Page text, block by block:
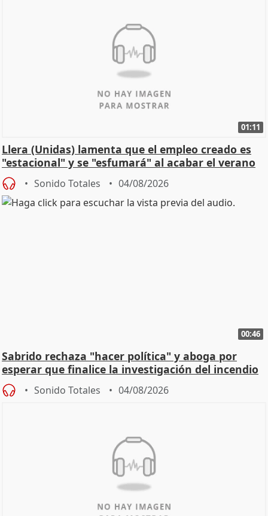
01:11
Llera (Unidas) lamenta que el empleo creado es
"estacional" y se "esfumará" al acabar el verano
Sonido Totales 04/08/2026
00:46
Sabrido rechaza "hacer política" y aboga por
esperar que finalice la investigación del incendio
Sonido Totales 04/08/2026